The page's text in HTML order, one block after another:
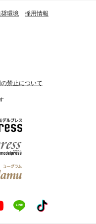
環境 採用情報
禁止について